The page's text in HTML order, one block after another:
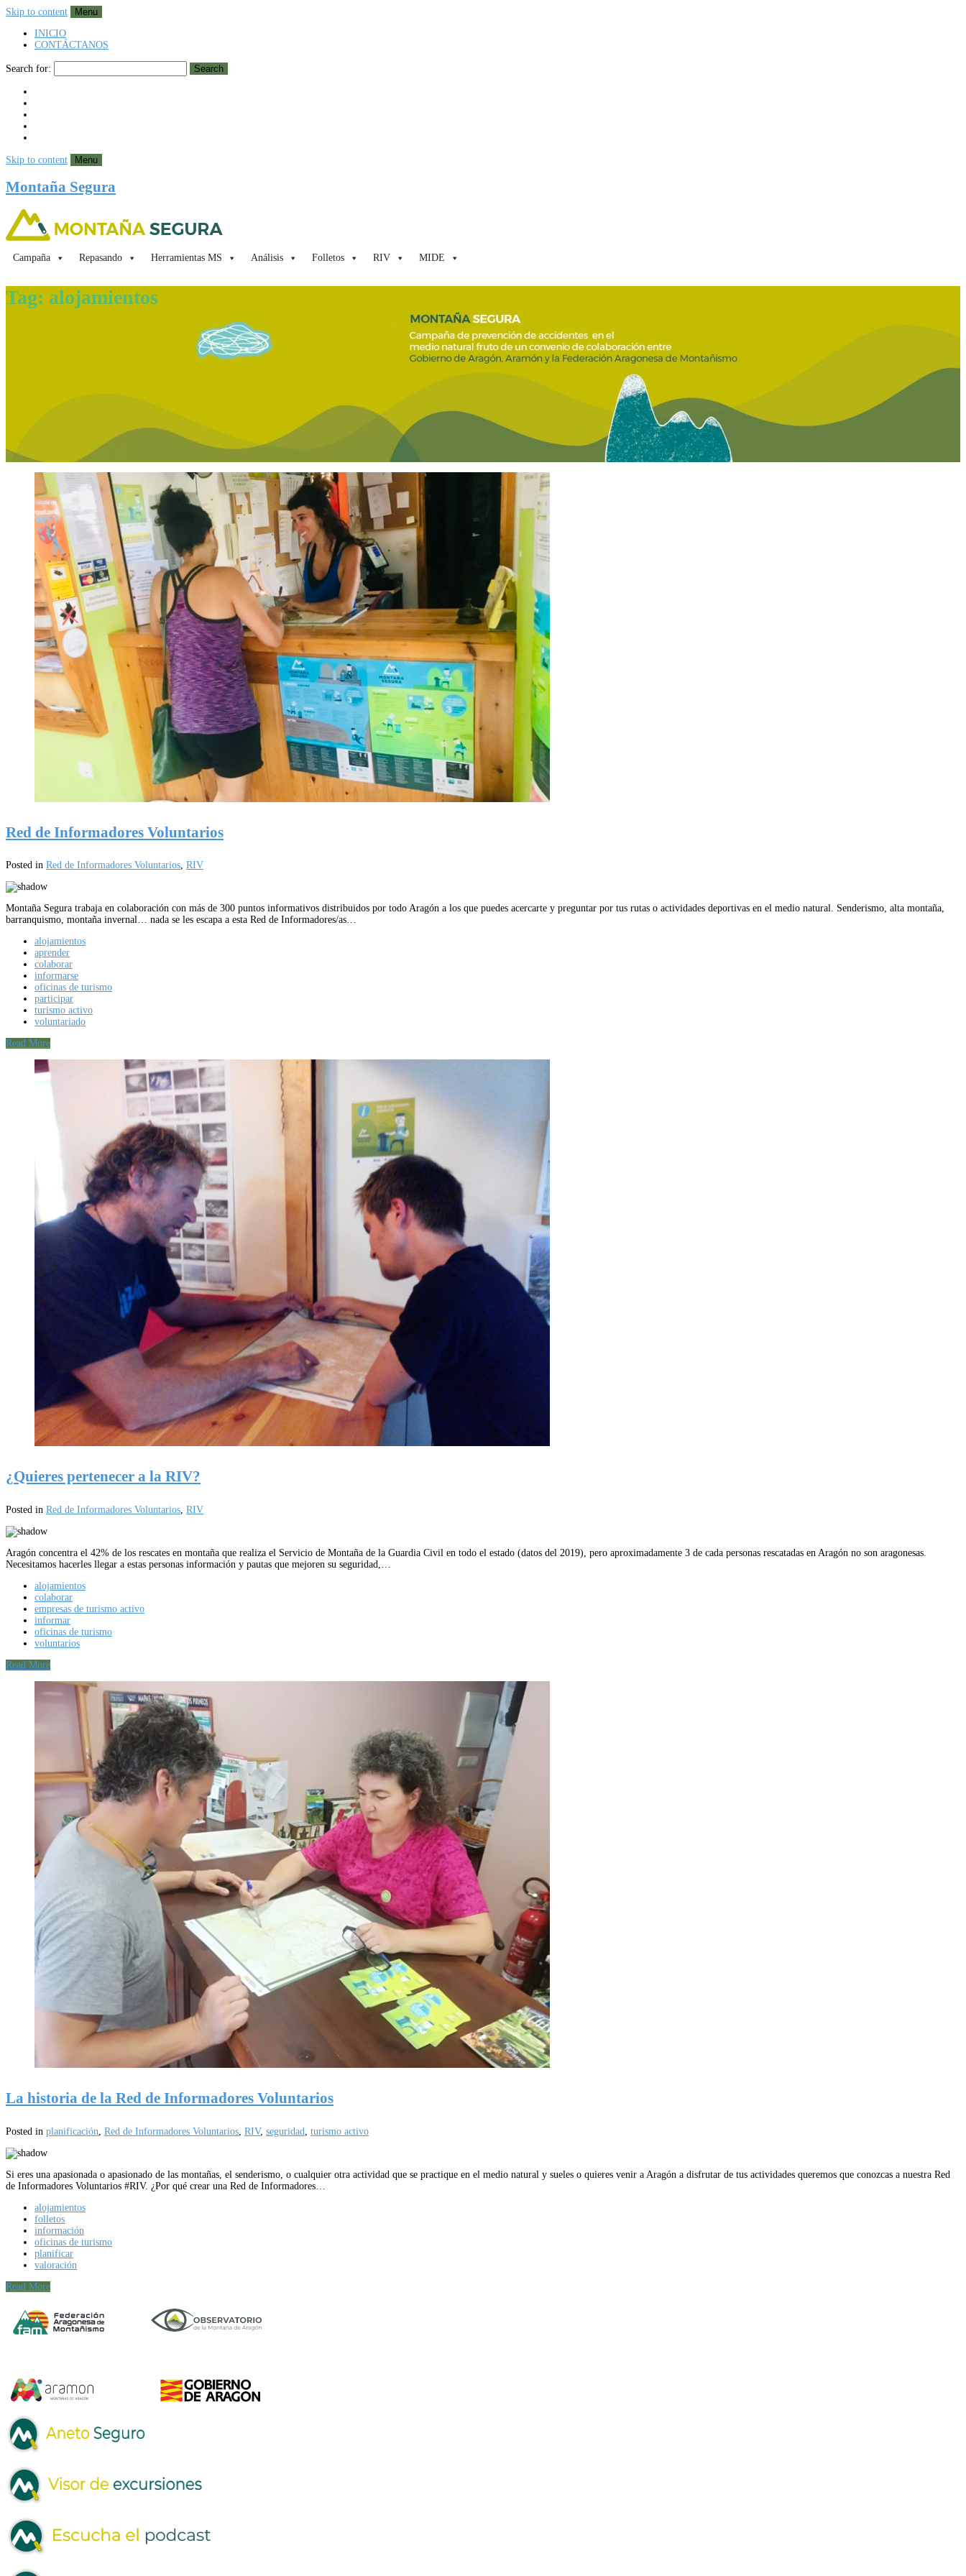
Skip to content
Menu
INICIO
CONTÁCTANOS
Search for: Search
Skip to content Menu
Montaña Segura
Campaña Repasando Herramientas MS Análisis Folletos RIV MIDE
Tag: alojamientos
Red de Informadores Voluntarios
Posted in Red de Informadores Voluntarios, RIV
Montaña Segura trabaja en colaboración con más de 300 puntos informativos distribuidos por todo Aragón a los que puedes acercarte y preguntar por tus rutas o actividades deportivas en el medio natural. Senderismo, alta montaña,
barranquismo, montaña invernal… nada se les escapa a esta Red de Informadores/as…
alojamientos
aprender
colaborar
informarse
oficinas de turismo
participar
turismo activo
voluntariado
Read More
¿Quieres pertenecer a la RIV?
Posted in Red de Informadores Voluntarios, RIV
Aragón concentra el 42% de los rescates en montaña que realiza el Servicio de Montaña de la Guardia Civil en todo el estado (datos del 2019), pero aproximadamente 3 de cada personas rescatadas en Aragón no son aragonesas.
Necesitamos hacerles llegar a estas personas información y pautas que mejoren su seguridad,…
alojamientos
colaborar
empresas de turismo activo
informar
oficinas de turismo
voluntarios
Read More
La historia de la Red de Informadores Voluntarios
Posted in planificación, Red de Informadores Voluntarios, RIV, seguridad, turismo activo
Si eres una apasionada o apasionado de las montañas, el senderismo, o cualquier otra actividad que se practique en el medio natural y sueles o quieres venir a Aragón a disfrutar de tus actividades queremos que conozcas a nuestra Red
de Informadores Voluntarios #RIV. ¿Por qué crear una Red de Informadores…
alojamientos
folletos
información
oficinas de turismo
planificar
valoración
Read More